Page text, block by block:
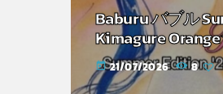
Baburu バブル
Kimagure
レンジ☆ロード
today 21/07/2026 8